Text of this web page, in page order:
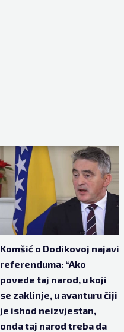
Komšić o Dodikovoj najavi
referenduma: “Ako
povede taj narod, u koji
se zaklinje, u avanturu čiji
je ishod neizvjestan,
onda taj narod treba da